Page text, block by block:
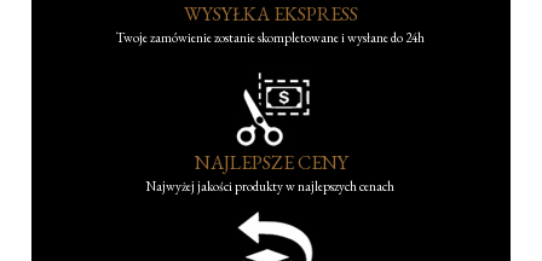
WYSYŁKA EKSPRESS
Twoje zamówienie zostanie skompletowane i wysłane do 24h
NAJLEPSZE CENY
Najwyżej jakości produkty w najlepszych cenach